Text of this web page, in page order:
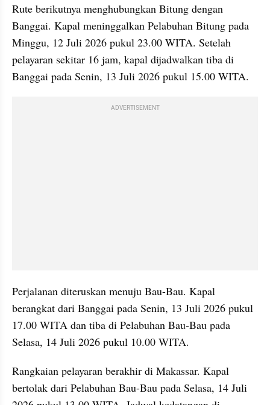
Rute berikutnya menghubungkan Bitung dengan
Banggai. Kapal meninggalkan Pelabuhan Bitung pada
Minggu, 12 Juli 2026 pukul 23.00 WITA. Setelah
pelayaran sekitar 16 jam, kapal dijadwalkan tiba di
Banggai pada Senin, 13 Juli 2026 pukul 15.00 WITA.
ADVERTISEMENT
Perjalanan diteruskan menuju Bau-Bau. Kapal
berangkat dari Banggai pada Senin, 13 Juli 2026 pukul
17.00 WITA dan tiba di Pelabuhan Bau-Bau pada
Selasa, 14 Juli 2026 pukul 10.00 WITA.
Rangkaian pelayaran berakhir di Makassar. Kapal
bertolak dari Pelabuhan Bau-Bau pada Selasa, 14 Juli